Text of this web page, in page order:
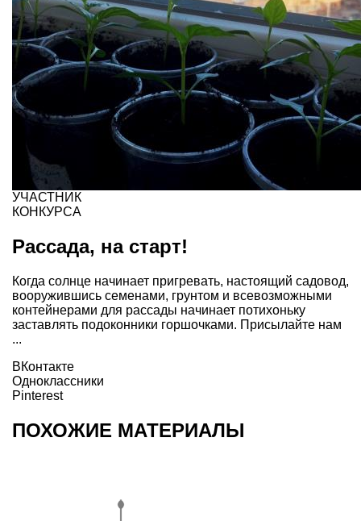
УЧАСТНИК
КОНКУРСА
Рассада, на старт!
Когда солнце начинает пригревать, настоящий садовод,
вооружившись семенами, грунтом и всевозможными
контейнерами для рассады начинает потихоньку
заставлять подоконники горшочками. Присылайте нам
...
ВКонтакте
Одноклассники
Pinterest
ПОХОЖИЕ МАТЕРИАЛЫ